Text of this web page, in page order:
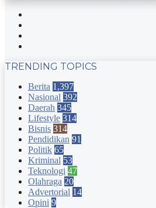
TRENDING TOPICS
Berita 1,397
Nasional 392
Daerah 345
Lifestyle 314
Bisnis 314
Pendidikan 91
Politik 65
Kriminal 53
Teknologi 47
Olahraga 20
Advertorial 14
Opini 9